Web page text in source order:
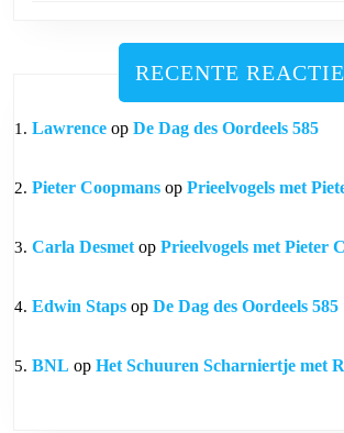
RECENTE
Lawrence op De Dag des Oordeels 585
Pieter Coopmans op Prieelvogels met
Carla Desmet op Prieelvogels met Pieter
Edwin Staps op De Dag des Oordeels 585
BNL op Het Schuuren Scharniertje met